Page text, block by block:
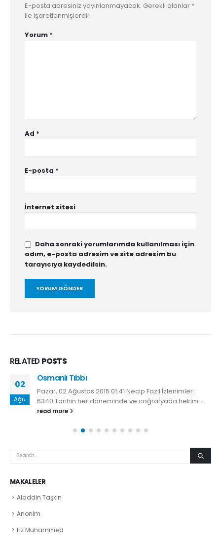
E-posta adresiniz yayınlanmayacak. Gerekli alanlar *
ile işaretlenmişlerdir
Yorum *
Ad *
E-posta *
İnternet sitesi
Daha sonraki yorumlarımda kullanılması için
adım, e-posta adresim ve site adresim bu
tarayıcıya kaydedilsin.
RELATEDPOSTS
02
Ağu
Osmanlı Tıbbı
Pazar, 02 Ağustos 2015 01:41 Necip Fazıl İzlenimler:
6340 Tarihin her döneminde ve coğrafyada hekim...
read more
MAKALELER
Aladdin Taşkın
Anonim
Hz Muhammed